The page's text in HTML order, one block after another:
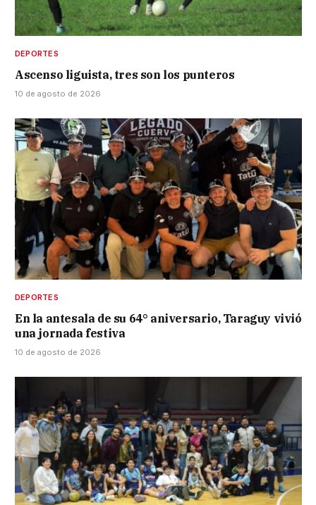
DEPORTES
Ascenso liguista, tres son los punteros
10 de agosto de 2026
DEPORTES
En la antesala de su 64° aniversario, Taraguy vivió
una jornada festiva
10 de agosto de 2026